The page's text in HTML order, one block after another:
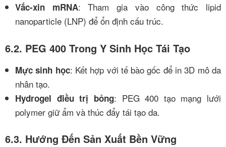
Vắc-xin mRNA: Tham gia vào công thức lipid
nanoparticle (LNP) để ổn định cấu trúc.
6.2. PEG 400 Trong Y Sinh Học Tái Tạo
Mực sinh học: Kết hợp với tế bào gốc để in 3D mô da
nhân tạo.
Hydrogel điều trị bỏng: PEG 400 tạo mạng lưới
polymer giữ ẩm và thúc đẩy tái tạo da.
6.3. Hướng Đến Sản Xuất Bền Vững